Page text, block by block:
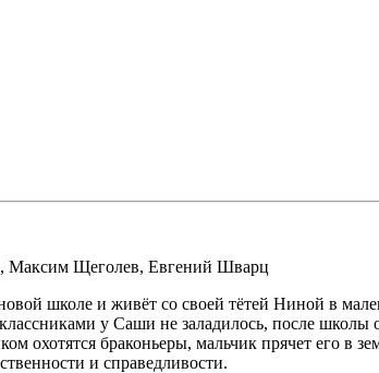
, Максим Щеголев, Евгений Шварц
школе и живёт со своей тётей Ниной в
у Саши не заладилось, после
охотятся браконьеры, мальчик прячет его в
и справедливости.